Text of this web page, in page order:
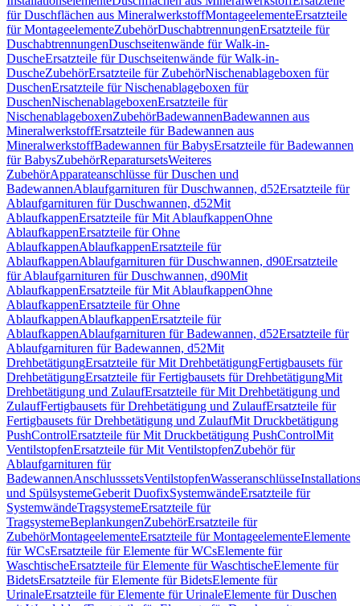
für Duschflächen aus MineralwerkstoffMontageelementeErsatzteile
für MontageelementeZubehörDuschabtrennungenErsatzteile für
DuschabtrennungenDuschseitenwände für Walk-in-
DuscheErsatzteile für Duschseitenwände für Walk-in-
DuscheZubehörErsatzteile für ZubehörNischenablageboxen für
DuschenErsatzteile für Nischenablageboxen für
DuschenNischenablageboxenErsatzteile für
NischenablageboxenZubehörBadewannenBadewannen aus
MineralwerkstoffErsatzteile für Badewannen aus
MineralwerkstoffBadewannen für BabysErsatzteile für Badewannen
für BabysZubehörReparatursetsWeiteres
ZubehörApparateanschlüsse für Duschen und
BadewannenAblaufgarnituren für Duschwannen, d52Ersatzteile für
Ablaufgarnituren für Duschwannen, d52Mit
AblaufkappenErsatzteile für Mit AblaufkappenOhne
AblaufkappenErsatzteile für Ohne
AblaufkappenAblaufkappenErsatzteile für
AblaufkappenAblaufgarnituren für Duschwannen, d90Ersatzteile
für Ablaufgarnituren für Duschwannen, d90Mit
AblaufkappenErsatzteile für Mit AblaufkappenOhne
AblaufkappenErsatzteile für Ohne
AblaufkappenAblaufkappenErsatzteile für
AblaufkappenAblaufgarnituren für Badewannen, d52Ersatzteile für
Ablaufgarnituren für Badewannen, d52Mit
DrehbetätigungErsatzteile für Mit DrehbetätigungFertigbausets für
DrehbetätigungErsatzteile für Fertigbausets für DrehbetätigungMit
Drehbetätigung und ZulaufErsatzteile für Mit Drehbetätigung und
ZulaufFertigbausets für Drehbetätigung und ZulaufErsatzteile für
Fertigbausets für Drehbetätigung und ZulaufMit Druckbetätigung
PushControlErsatzteile für Mit Druckbetätigung PushControlMit
VentilstopfenErsatzteile für Mit VentilstopfenZubehör für
Ablaufgarnituren für
BadewannenAnschlusssetsVentilstopfenWasseranschlüsse
und SpülsystemeGeberit DuofixSystemwändeErsatzteile für
SystemwändeTragsystemeErsatzteile für
TragsystemeBeplankungenZubehörErsatzteile für
ZubehörMontageelementeErsatzteile für MontageelementeElemente
für WCsErsatzteile für Elemente für WCsElemente für
WaschtischeErsatzteile für Elemente für WaschtischeElemente für
BidetsErsatzteile für Elemente für BidetsElemente für
UrinaleErsatzteile für Elemente für UrinaleElemente für Duschen